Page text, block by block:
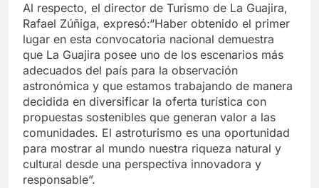
Al respecto, el director de Turismo de La Guajira,
Rafael Zúñiga, expresó:“Haber obtenido el primer
lugar en esta convocatoria nacional demuestra
que La Guajira posee uno de los escenarios más
adecuados del país para la observación
astronómica y que estamos trabajando de manera
decidida en diversificar la oferta turística con
propuestas sostenibles que generan valor a las
comunidades. El astroturismo es una oportunidad
para mostrar al mundo nuestra riqueza natural y
cultural desde una perspectiva innovadora y
responsable”.